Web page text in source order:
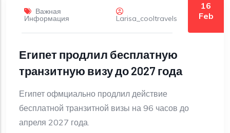
Важная
Информация Larisa_cooltravels
16
Feb
Египет продлил бесплатную
транзитную визу до 2027 года
Египет офмциально продлил действие
бесплатной транзитной визы на 96 часов до
апреля 2027 года.